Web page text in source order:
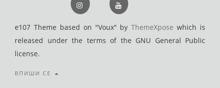
e107 Theme based on "Voux" byThemeXpose which is
released under the terms of the GNU General Public
license.
ВПИШИ СЕ